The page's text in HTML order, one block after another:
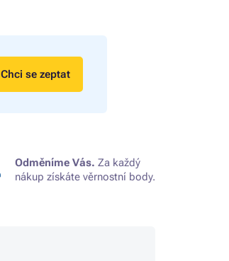
Chci se zeptat
Odměníme Vás. Za každý
nákup získáte věrnostní body.